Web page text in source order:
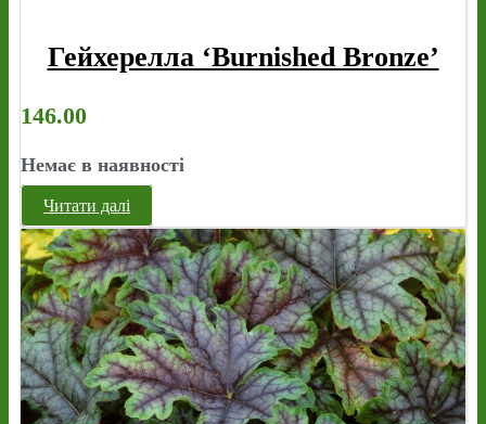
Гейхерелла ‘Burnished Bronze’
146.00
Немає в наявності
Читати далі